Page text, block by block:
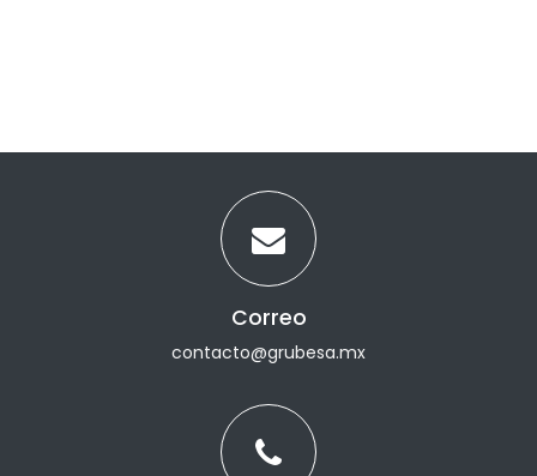
Correo
contacto@grubesa.mx